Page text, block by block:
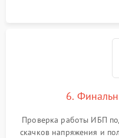
6.
Проверка работы ИБП
скачков напряжения и